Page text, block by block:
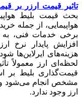
تاثیر قیمت ارزر بر
بحث قیمت بلیط
هواپیمایی، از جمله
برخی خدمات فنی، به
افزایش پایدار نرخ
هزینه‌های ایرلاین‌ها
لحظه‌ای ارز معمولاً
قیمت‌گذاری بلیط بر
مشخص انجام می‌شود و
ارز وجود ندارد.